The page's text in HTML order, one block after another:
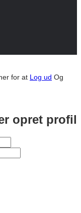
for at Log ud Og
opret profil